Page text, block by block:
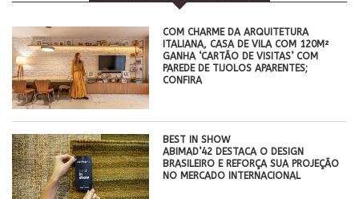
COM CHARME DA ARQUITETURA
ITALIANA, CASA DE VILA COM 120M²
GANHA ‘CARTÃO DE VISITAS’ COM
PAREDE DE TIJOLOS APARENTES;
CONFIRA
BEST IN SHOW
ABIMAD’42 DESTACA O DESIGN
BRASILEIRO E REFORÇA SUA PROJEÇÃO
NO MERCADO INTERNACIONAL